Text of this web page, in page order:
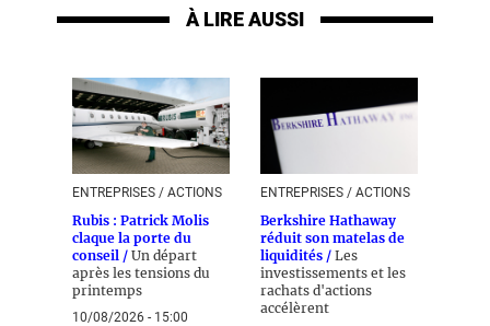
À LIRE AUSSI
ENTREPRISES / ACTIONS
Rubis : Patrick Molis
claque la porte du
conseil / Un départ
après les tensions du
printemps
10/08/2026 - 15:00
ENTREPRISES / ACTIONS
Berkshire Hathaway
réduit son matelas de
liquidités / Les
investissements et les
rachats d'actions
accélèrent